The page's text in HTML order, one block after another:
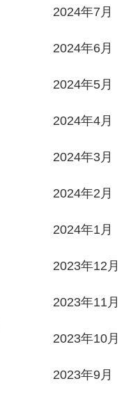
2024年7月
2024年6月
2024年5月
2024年4月
2024年3月
2024年2月
2024年1月
2023年12月
2023年11月
2023年10月
2023年9月